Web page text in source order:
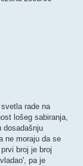
rade na
lošeg sabiranja,
dosadašnju
ne moraju da se
broj je broj
pa je